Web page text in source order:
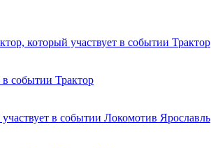
Трактор
Трактор
Локомотив Ярославль